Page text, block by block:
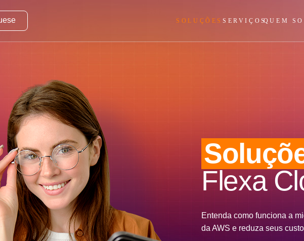
SOLUÇÕES SERVIÇOSQUEM
Flexa
Entenda como funciona a
da AWS e reduza seus